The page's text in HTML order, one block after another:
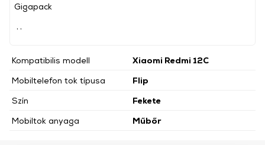
Gigapack
Kompatibilis modell
Xiaomi Redmi 12C
Mobiltelefon tok típusa
Flip
Szín
Fekete
Mobiltok anyaga
Műbőr